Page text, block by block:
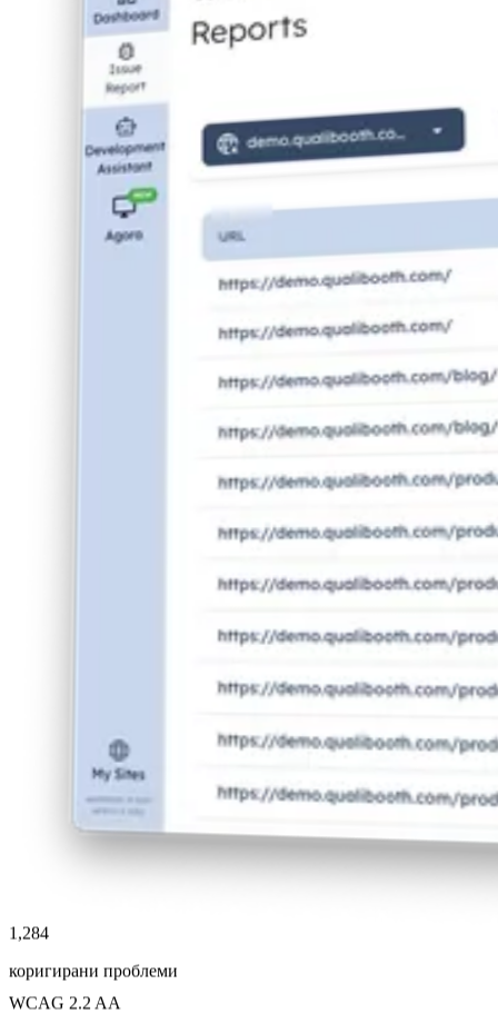
1,284
коригирани проблеми
WCAG 2.2 AA